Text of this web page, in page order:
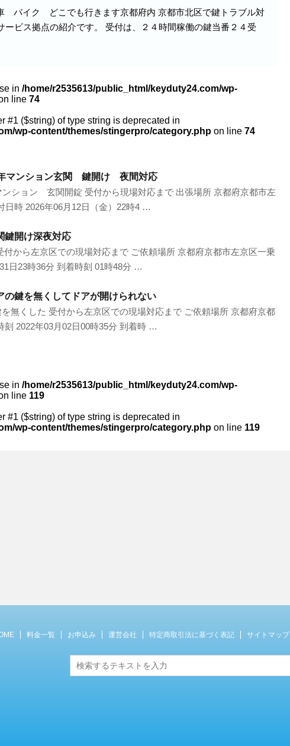
イク どこでも行きます京都府内 京都市北区で鍵トラブル対
ビス拠点の紹介です。 受付は、２４時間稼働の鍵当番２４受
in /home/r2535613/public_html/keyduty24.com/wp-
line 74
#1 ($string) of type string is deprecated in
wp-content/themes/stingerpro/category.php on line 74
マンション玄関 鍵開け 夜間対応
ション 玄関開錠 受付から現場対応まで 出張場所 京都府京都市左
時 2026年06月12日（金）22時4 …
開け深夜対応
から左京区での現場対応まで ご依頼場所 京都府京都市左京区一乗
日23時36分 到着時刻 01時48分 …
鍵を無くしてドアが開けられない
くした 受付から左京区での現場対応まで ご依頼場所 京都府京都
2022年03月02日00時35分 到着時 …
in /home/r2535613/public_html/keyduty24.com/wp-
line 119
#1 ($string) of type string is deprecated in
wp-content/themes/stingerpro/category.php on line 119
料金一覧 お申込み 運営会社 特定商取引法に基づく表記 サイトマップ